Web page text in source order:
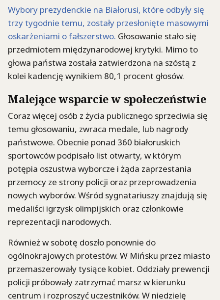
Wybory prezydenckie na Białorusi, które odbyły się
trzy tygodnie temu, zostały przesłonięte masowymi
oskarżeniami o fałszerstwo. Głosowanie stało się
przedmiotem międzynarodowej krytyki. Mimo to
głowa państwa została zatwierdzona na szóstą z
kolei kadencję wynikiem 80,1 procent głosów.
Malejące wsparcie w społeczeństwie
Coraz więcej osób z życia publicznego sprzeciwia się
temu głosowaniu, zwraca medale, lub nagrody
państwowe. Obecnie ponad 360 białoruskich
sportowców podpisało list otwarty, w którym
potępia oszustwa wyborcze i żąda zaprzestania
przemocy ze strony policji oraz przeprowadzenia
nowych wyborów. Wśród sygnatariuszy znajdują się
medaliści igrzysk olimpijskich oraz członkowie
reprezentacji narodowych.
Również w sobotę doszło ponownie do
ogólnokrajowych protestów. W Mińsku przez miasto
przemaszerowały tysiące kobiet. Oddziały prewencji
policji próbowały zatrzymać marsz w kierunku
centrum i rozproszyć uczestników. W niedzielę